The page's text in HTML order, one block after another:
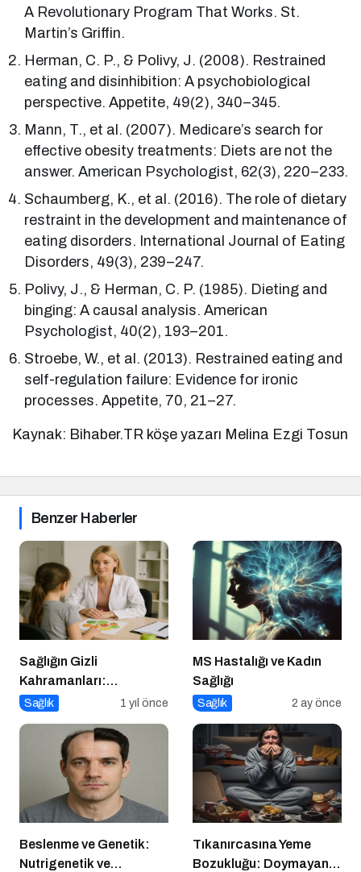
A Revolutionary Program That Works. St.
Martin’s Griffin.
Herman, C. P., & Polivy, J. (2008). Restrained
eating and disinhibition: A psychobiological
perspective. Appetite, 49(2), 340–345.
Mann, T., et al. (2007). Medicare’s search for
effective obesity treatments: Diets are not the
answer. American Psychologist, 62(3), 220–233.
Schaumberg, K., et al. (2016). The role of dietary
restraint in the development and maintenance of
eating disorders. International Journal of Eating
Disorders, 49(3), 239–247.
Polivy, J., & Herman, C. P. (1985). Dieting and
binging: A causal analysis. American
Psychologist, 40(2), 193–201.
Stroebe, W., et al. (2013). Restrained eating and
self-regulation failure: Evidence for ironic
processes. Appetite, 70, 21–27.
Kaynak: Bihaber.TR köşe yazarı Melina Ezgi Tosun
Benzer Haberler
Sağlığın Gizli
Kahramanları:
Diyetisyenlerimiz
Sağlık 1 yıl önce
MS Hastalığı ve Kadın
Sağlığı
Sağlık 2 ay önce
Beslenme ve Genetik:
Nutrigenetik ve
Tıkanırcasına Yeme
Bozukluğu: Doymayan